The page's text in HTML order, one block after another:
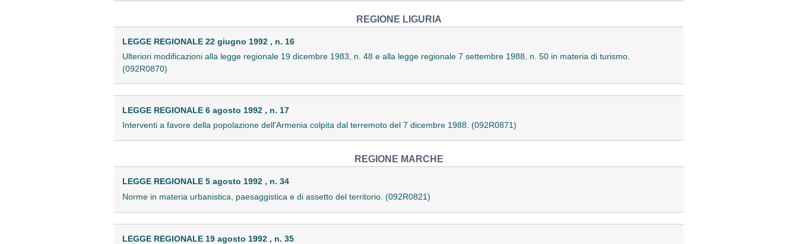
REGIONE LIGURIA
LEGGE REGIONALE 22 giugno 1992 , n. 16
Ulteriori modificazioni alla legge regionale 19 dicembre 1983, n. 48 e alla legge regionale 7 settembre 1988, n. 50 in materia di turismo.
(092R0870)
LEGGE REGIONALE 6 agosto 1992 , n. 17
Interventi a favore della popolazione dell'Armenia colpita dal terremoto del 7 dicembre 1988. (092R0871)
REGIONE MARCHE
LEGGE REGIONALE 5 agosto 1992 , n. 34
Norme in materia urbanistica, paesaggistica e di assetto del territorio. (092R0821)
LEGGE REGIONALE 19 agosto 1992 , n. 35